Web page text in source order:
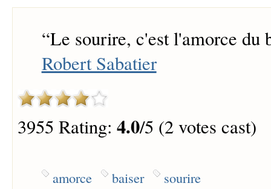
“Le sourire, c'est l'amorce du
Robert Sabatier
3955 Rating: 4.0/5 (2 votes cast)
amorce baiser sourire